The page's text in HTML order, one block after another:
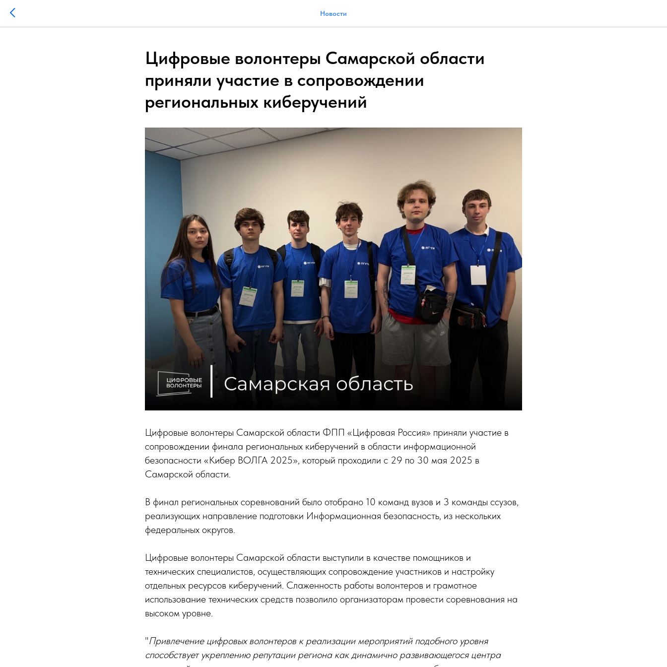
Новости
Цифровые волонтеры Самарской области
приняли участие в сопровождении
региональных киберучений
Цифровые волонтеры Самарской области ФПП «Цифровая Россия» приняли участие в
сопровождении финала региональных киберучений в области информационной
безопасности «Кибер ВОЛГА 2025», который проходили с 29 по 30 мая 2025 в
Самарской области.
В финал региональных соревнований было отобрано 10 команд вузов и 3 команды ссузов,
реализующих направление подготовки Информационная безопасность, из нескольких
федеральных округов.
Цифровые волонтеры Самарской области выступили в качестве помощников и
технических специалистов, осуществляющих сопровождение участников и настройку
отдельных ресурсов киберучений. Слаженность работы волонтеров и грамотное
использование технических средств позволило организаторам провести соревнования на
высоком уровне.
"Привлечение цифровых волонтеров к реализации мероприятий подобного уровня
способствует укреплению репутации региона как динамично развивающегося центра